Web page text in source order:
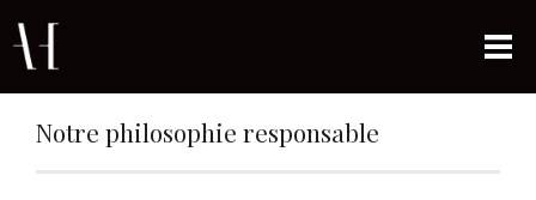
Notre philosophie responsable